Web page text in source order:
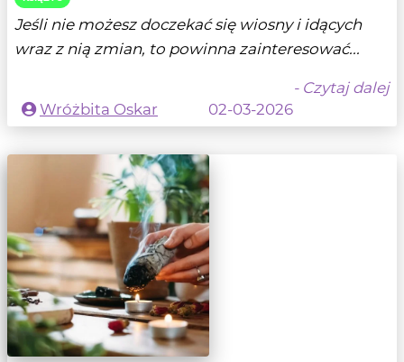
Jeśli nie możesz doczekać się wiosny i idących
wraz z nią zmian, to powinna zainteresować...
- Czytaj dalej
Wróżbita Oskar
02-03-2026